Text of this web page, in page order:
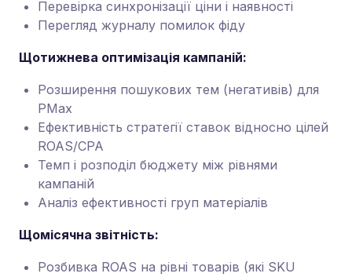
Перевірка синхронізації ціни і наявності
Перегляд журналу помилок фіду
Щотижнева оптимізація кампаній:
Розширення пошукових тем (негативів) для
PMax
Ефективність стратегії ставок відносно цілей
ROAS/CPA
Темп і розподіл бюджету між рівнями
кампаній
Аналіз ефективності груп матеріалів
Щомісячна звітність:
Розбивка ROAS на рівні товарів (які SKU